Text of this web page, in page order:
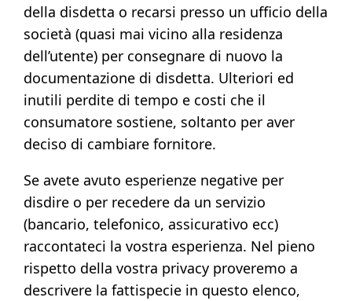
della disdetta o recarsi presso un ufficio della
società (quasi mai vicino alla residenza
dell’utente) per consegnare di nuovo la
documentazione di disdetta. Ulteriori ed
inutili perdite di tempo e costi che il
consumatore sostiene, soltanto per aver
deciso di cambiare fornitore.
Se avete avuto esperienze negative per
disdire o per recedere da un servizio
(bancario, telefonico, assicurativo ecc)
raccontateci la vostra esperienza. Nel pieno
rispetto della vostra privacy proveremo a
descrivere la fattispecie in questo elenco,